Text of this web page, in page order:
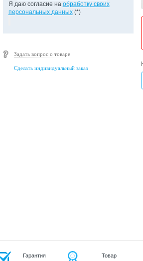
Я даю согласие на обработку своих
персональных данных(*)
Задать вопрос о товаре
Сделать индивидуальный заказ
Гарантия
Товар